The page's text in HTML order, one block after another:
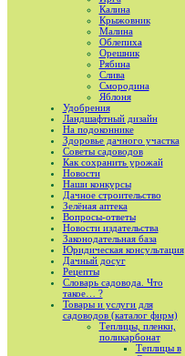
Калина
Крыжовник
Малина
Облепиха
Орешник
Рябина
Слива
Смородина
Яблоня
Удобрения
Ландшафтный дизайн
На подоконнике
Здоровье дачного участка
Советы садоводов
Как сохранить урожай
Новости
Наши конкурсы
Дачное строительство
Зелёная аптека
Вопросы-ответы
Новости издательства
Законодательная база
Юридическая консультация
Дачный досуг
Рецепты
Словарь садовода. Что
такое… ?
Товары и услуги для
садоводов (каталог фирм)
Теплицы, пленки,
поликарбонат
Теплицы в